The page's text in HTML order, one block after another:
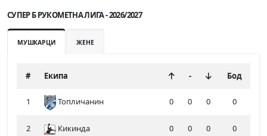
СУПЕР Б РУКОМЕТНА ЛИГА - 2026/2027
МУШКАРЦИ ЖЕНЕ
# Екипа - Бод
1 Топличанин 0 0 0 0
2 Кикинда 0 0 0 0